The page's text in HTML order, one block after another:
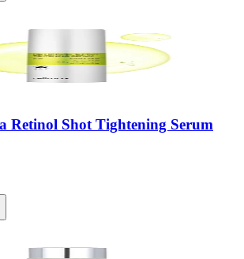
Retinol Shot Tightening Serum